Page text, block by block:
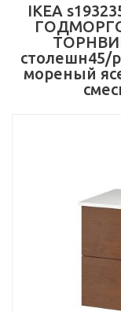
IKEA
столешн45/
мореный